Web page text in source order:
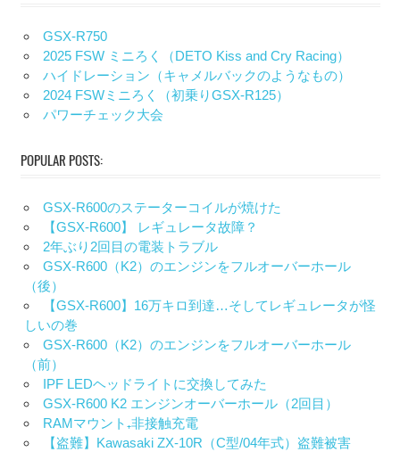
GSX-R750
2025 FSW ミニろく（DETO Kiss and Cry Racing）
ハイドレーション（キャメルバックのようなもの）
2024 FSWミニろく（初乗りGSX-R125）
パワーチェック大会
POPULAR POSTS:
GSX-R600のステーターコイルが焼けた
【GSX-R600】 レギュレータ故障？
2年ぶり2回目の電装トラブル
GSX-R600（K2）のエンジンをフルオーバーホール
（後）
【GSX-R600】16万キロ到達…そしてレギュレータが怪
しいの巻
GSX-R600（K2）のエンジンをフルオーバーホール
（前）
IPF LEDヘッドライトに交換してみた
GSX-R600 K2 エンジンオーバーホール（2回目）
RAMマウント₊非接触充電
【盗難】Kawasaki ZX-10R（C型/04年式）盗難被害